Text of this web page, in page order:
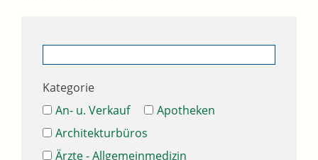
Kategorie
An- u. Verkauf
Apotheken
Architekturbüros
Ärzte - Allgemeinmedizin